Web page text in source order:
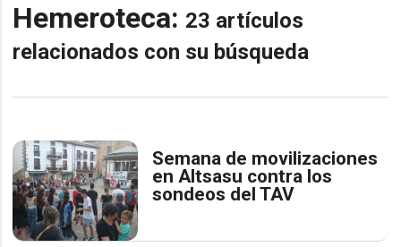
Hemeroteca: 23 artículos
relacionados con su búsqueda
Semana de movilizaciones
en Altsasu contra los
sondeos del TAV